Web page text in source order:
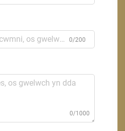
0/200
0/1000